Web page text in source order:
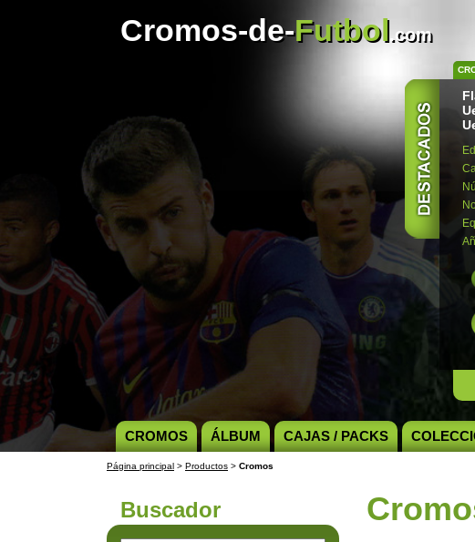
Cromos-de-Futbol.com
CROMOS ÁLBUM CAJAS / PACKS
Página principal > Productos > Cromos
Buscador